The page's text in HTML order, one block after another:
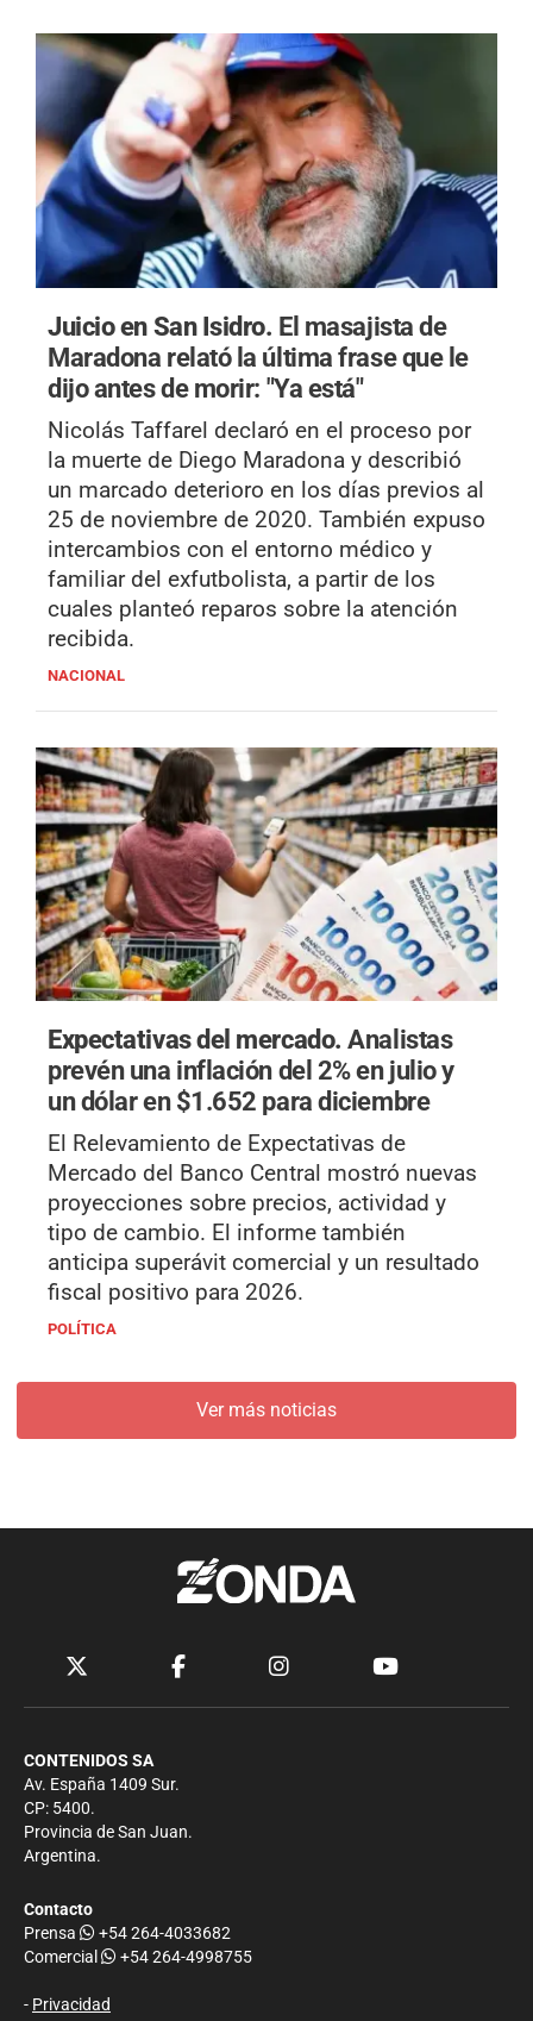
Juicio en San Isidro. El masajista de
Maradona relató la última frase que le
dijo antes de morir: "Ya está"
Nicolás Taffarel declaró en el proceso por
la muerte de Diego Maradona y describió
un marcado deterioro en los días previos al
25 de noviembre de 2020. También expuso
intercambios con el entorno médico y
familiar del exfutbolista, a partir de los
cuales planteó reparos sobre la atención
recibida.
NACIONAL
Expectativas del mercado.Analistas
prevén una inflación del 2% en julio y
un dólar en $1.652 para diciembre
El Relevamiento de Expectativas de
Mercado del Banco Central mostró nuevas
proyecciones sobre precios, actividad y
tipo de cambio. El informe también
anticipa superávit comercial y un resultado
fiscal positivo para 2026.
POLÍTICA
Ver más noticias
CONTENIDOS SA
Av. España 1409 Sur.
CP: 5400.
Provincia de San Juan.
Argentina.
Contacto
Prensa
+54 264-4033682
Comercial
+54 264-4998755
- Privacidad